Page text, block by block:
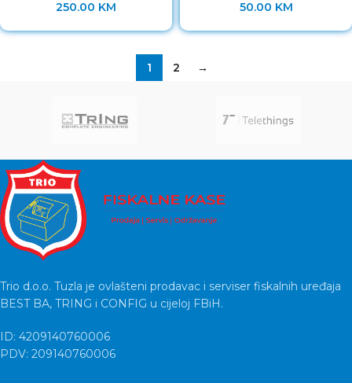
250.00 KM 50.00 KM
1 2 →
Trio d.o.o. Tuzla je ovlašteni prodavac i serviser fiskalnih uređaja
BEST BA, TRING i CONFIG u cijeloj FBiH.
ID: 4209140760006
PDV: 209140760006